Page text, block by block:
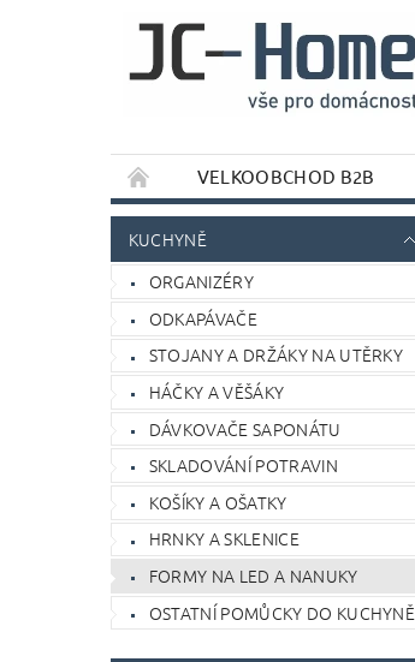
VELKOOBCHOD B2B
KUCHYNĚ
ORGANIZÉRY
ODKAPÁVAČE
STOJANY A DRŽÁKY NA UTĚRKY
HÁČKY A VĚŠÁKY
DÁVKOVAČE SAPONÁTU
SKLADOVÁNÍ POTRAVIN
KOŠÍKY A OŠATKY
HRNKY A SKLENICE
FORMY NA LED A NANUKY
OSTATNÍ POMŮCKY DO KUCHYNĚ